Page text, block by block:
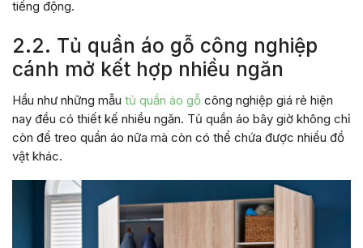
tiếng động.
2.2. Tủ quần áo gỗ công nghiệp
cánh mở kết hợp nhiều ngăn
Hầu như những mẫu tủ quần áo gỗ công nghiệp giá rẻ hiện
nay đều có thiết kế nhiều ngăn. Tủ quần áo bây giờ không chỉ
còn để treo quần áo nữa mà còn có thể chứa được nhiều đồ
vật khác.